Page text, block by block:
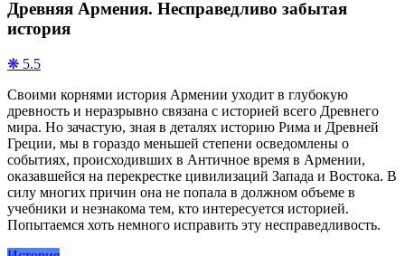
Древняя Армения. Несправедливо забытая
история
❋ 5.5
Своими корнями история Армении уходит в глубокую
древность и неразрывно связана с историей всего Древнего
мира. Но зачастую, зная в деталях историю Рима и Древней
Греции, мы в гораздо меньшей степени осведомлены о
событиях, происходивших в Античное время в Армении,
оказавшейся на перекрестке цивилизаций Запада и Востока. В
силу многих причин она не попала в должном объеме в
учебники и незнакома тем, кто интересуется историей.
Попытаемся хоть немного исправить эту несправедливость.